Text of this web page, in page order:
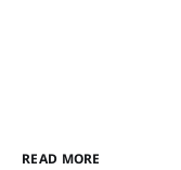
READ MORE